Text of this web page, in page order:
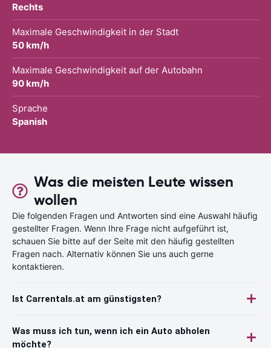
Rechts
Maximale Geschwindigkeit in der Stadt
50 km/h
Maximale Geschwindigkeit auf der Autobahn
90 km/h
Sprache
Spanish
Was die meisten Leute wissen
wollen
Die folgenden Fragen und Antworten sind eine Auswahl häufig
gestellter Fragen. Wenn Ihre Frage nicht aufgeführt ist,
schauen Sie bitte auf der Seite mit den häufig gestellten
Fragen nach. Alternativ können Sie uns auch gerne
kontaktieren.
Ist Carrentals.at am günstigsten?
Was muss ich tun, wenn ich ein Auto abholen
möchte?